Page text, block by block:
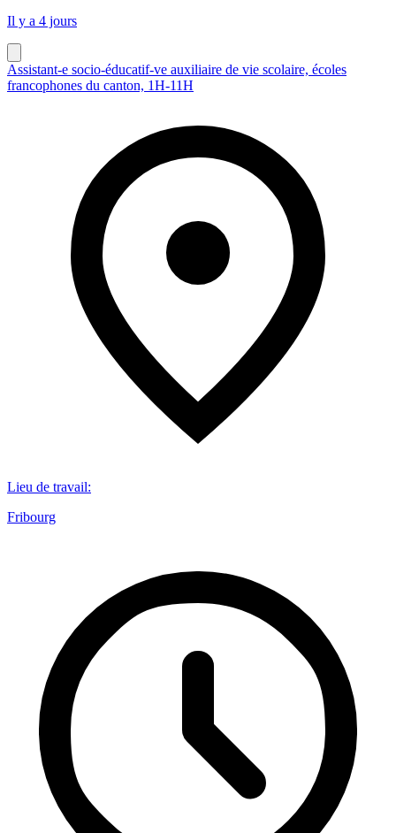
Il y a 4 jours
Assistant-e socio-éducatif-ve auxiliaire de vie scolaire, écoles
francophones du canton, 1H-11H
Lieu de travail:
Fribourg